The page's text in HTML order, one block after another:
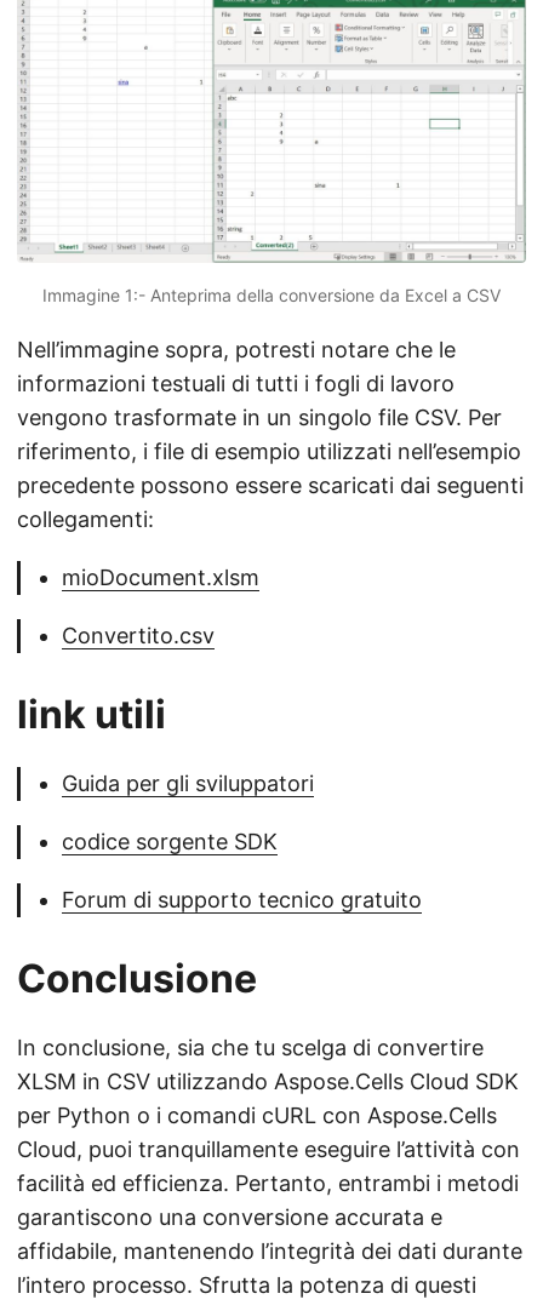
Immagine 1:- Anteprima della conversione da Excel a CSV
Nell’immagine sopra, potresti notare che le
informazioni testuali di tutti i fogli di lavoro
vengono trasformate in un singolo file CSV. Per
riferimento, i file di esempio utilizzati nell’esempio
precedente possono essere scaricati dai seguenti
collegamenti:
mioDocument.xlsm
Convertito.csv
link utili
Guida per gli sviluppatori
codice sorgente SDK
Forum di supporto tecnico gratuito
Conclusione
In conclusione, sia che tu scelga di convertire
XLSM in CSV utilizzando Aspose.Cells Cloud SDK
per Python o i comandi cURL con Aspose.Cells
Cloud, puoi tranquillamente eseguire l’attività con
facilità ed efficienza. Pertanto, entrambi i metodi
garantiscono una conversione accurata e
affidabile, mantenendo l’integrità dei dati durante
l’intero processo. Sfrutta la potenza di questi